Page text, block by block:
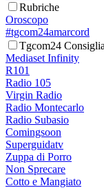
Rubriche
Oroscopo
#tgcom24amarcord
Tgcom24 Consiglia
Mediaset Infinity
R101
Radio 105
Virgin Radio
Radio Montecarlo
Radio Subasio
Comingsoon
Superguidatv
Zuppa di Porro
Non Sprecare
Cotto e Mangiato